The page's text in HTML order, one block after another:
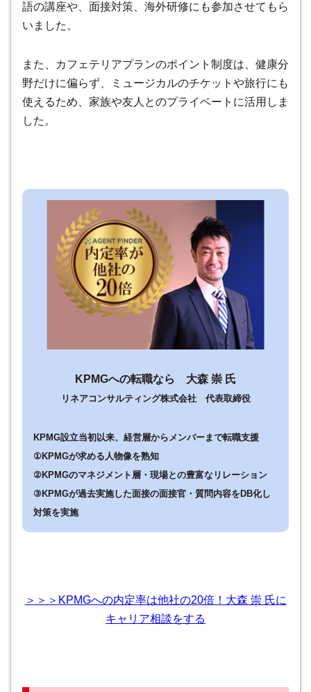
語の講座や、面接対策、海外研修にも参加させてもら
いました。
また、カフェテリアプランのポイント制度は、健康分
野だけに偏らず、ミュージカルのチケットや旅行にも
使えるため、家族や友人とのプライベートに活用しま
した。
KPMGへの転職なら 大森 崇 氏
リネアコンサルティング株式会社 代表取締役
KPMG設立当初以来、経営層からメンバーまで転職支援
①KPMGが求める人物像を熟知
②KPMGのマネジメント層・現場との豊富なリレーション
③KPMGが過去実施した面接の面接官・質問内容をDB化し
対策を実施
＞＞＞ KPMGへの内定率は他社の20倍！大森 崇 氏に
キャリア相談をする